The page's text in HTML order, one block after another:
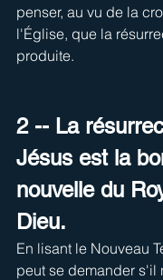
penser, au vu de la
l'Église, que la
produite.
2 -- La
Jésus est la
nouvelle du
Dieu.
En lisant le Nouveau
peut se demander s'il